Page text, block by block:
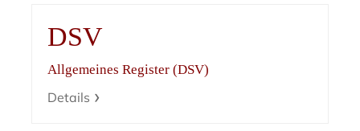
DSV
Allgemeines Register (DSV)
Details